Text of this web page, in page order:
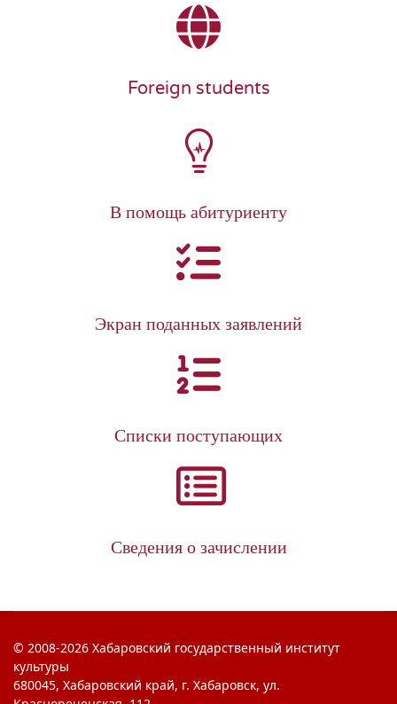
Foreign students
В помощь абитуриенту
Экран поданных заявлений
Списки поступающих
Сведения о зачислении
© 2008-2026 Хабаровский государственный институт
культуры
680045, Хабаровский край, г. Хабаровск, ул.